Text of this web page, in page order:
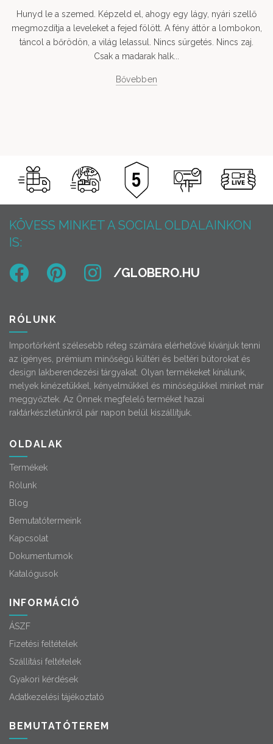
Hunyd le a szemed. Képzeld el, ahogy egy lágy, nyári szellő
megmozdítja a leveleket a fejed fölött. A fény áttör a lombokon,
táncol a bőrödön, a világ lelassul. Nincs sürgetés. Nincs zaj.
Csak a madarak halk...
Bővebben
KÖVESS MINKET A SOCIAL OLDALAINKON
IS:
RÓLUNK
Importőrként szélesebb réteg számára elérhetővé kívánjuk tenni
az igényes, prémium minőségű kültéri és beltéri bútorokat és
design lakberendezési tárgyakat. Olyan termékeket kínálunk,
melyek kinézetükkel, kényelmükkel és minőségükkel minket már
meggyőztek. Az Önnek megfelelő terméket hazai
raktárkészletünkről pár napon belül kiszállítjuk.
OLDALAK
Termékek
Rólunk
Blog
Bemutatótermeink
Kapcsolat
Dokumentumok
Katalógusok
INFORMÁCIÓ
ÁSZF
Fizetési feltételek
Szállítási feltételek
Gyakori kérdések
Adatkezelési tájékoztató
BEMUTATÓTEREM